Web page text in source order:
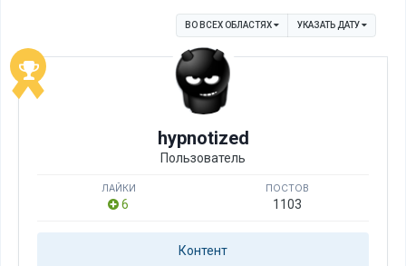
ВО ВСЕХ ОБЛАСТЯХ УКАЗАТЬ ДАТУ
hypnotized
Пользователь
ЛАЙКИ
6
ПОСТОВ
1103
Контент